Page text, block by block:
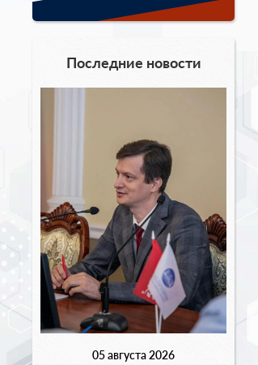
Последние новости
05 августа 2026